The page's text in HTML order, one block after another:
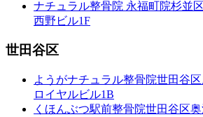
ナチュラル整骨院 永福町院杉並
西野ビル1F
世田谷区
ようがナチュラル整骨院世田谷
ロイヤルビル1B
くほんぶつ駅前整骨院世田谷区